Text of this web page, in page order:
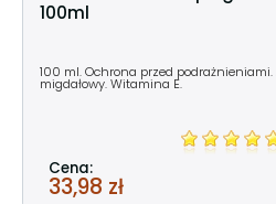
100ml
100 ml. Ochrona przed podrażnieniami.
migdałowy. Witamina E.
Cena:
33,98 zł